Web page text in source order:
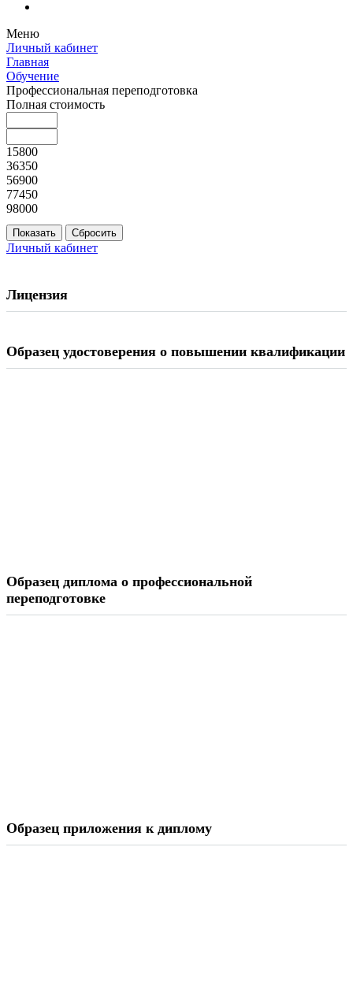
Меню
Личный кабинет
Главная
Обучение
Профессиональная переподготовка
Полная стоимость
15800
36350
56900
77450
98000
Личный кабинет
Лицензия
Образец удостоверения о повышении квалификации
Образец диплома о профессиональной
переподготовке
Образец приложения к диплому